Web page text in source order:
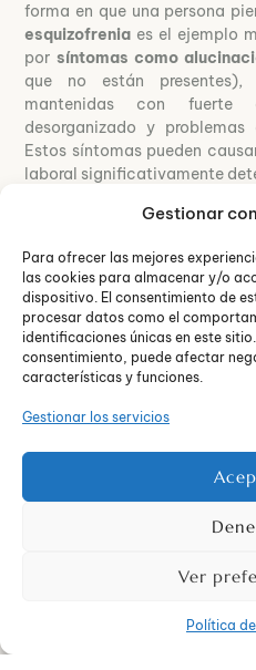
Gestionar
Para ofrecer las mejores
las cookies para almacenar y/o
dispositivo. El consentimiento de
procesar datos como el
identificaciones únicas en este
consentimiento, puede afectar
características y funciones.
Gestionar los servicios
Ver
Política
forma en que una persona
esquizofrenia es el ejemplo
por síntomas como
que no están
mantenidas con fuerte
desorganizado y
Estos síntomas pueden
laboral significativamente
Lostrastornos de la
nerviosay labulimia nerviosa
anorexia se caracteriza por
alimentos que lleva a un
bajo, mientras que la
el vómito inducido o el uso